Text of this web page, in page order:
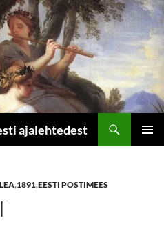
ajalehtedest
,1891,EESTI POSTIMEES